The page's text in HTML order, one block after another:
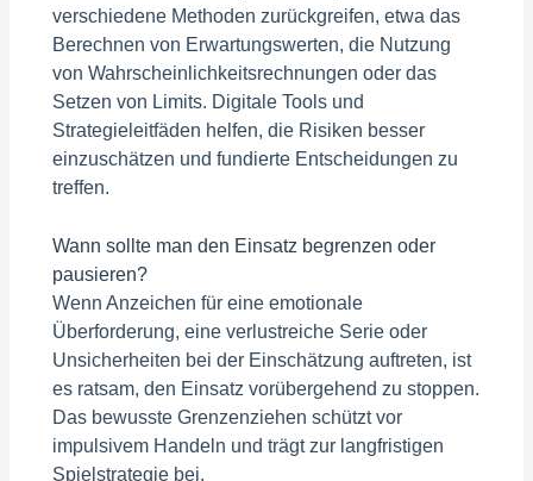
verschiedene Methoden zurückgreifen, etwa das
Berechnen von Erwartungswerten, die Nutzung
von Wahrscheinlichkeitsrechnungen oder das
Setzen von Limits. Digitale Tools und
Strategieleitfäden helfen, die Risiken besser
einzuschätzen und fundierte Entscheidungen zu
treffen.
Wann sollte man den Einsatz begrenzen oder
pausieren?
Wenn Anzeichen für eine emotionale
Überforderung, eine verlustreiche Serie oder
Unsicherheiten bei der Einschätzung auftreten, ist
es ratsam, den Einsatz vorübergehend zu stoppen.
Das bewusste Grenzenziehen schützt vor
impulsivem Handeln und trägt zur langfristigen
Spielstrategie bei.